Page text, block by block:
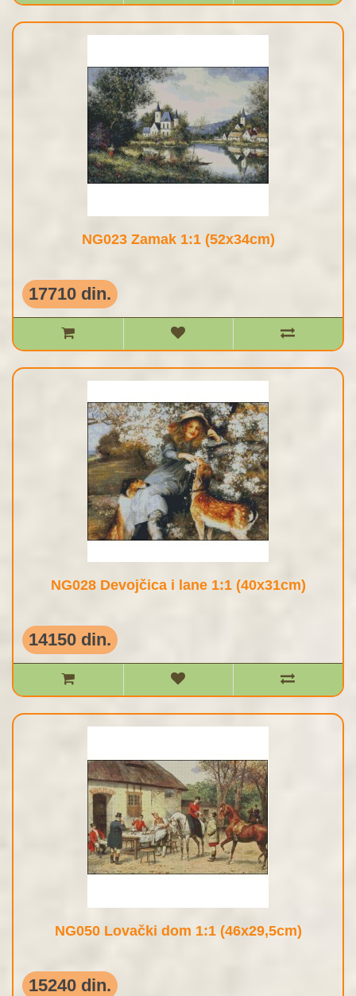
NG023 Zamak 1:1 (52x34cm)
17710 din.
NG028 Devojčica i lane 1:1 (40x31cm)
14150 din.
NG050 Lovački dom 1:1 (46x29,5cm)
15240 din.